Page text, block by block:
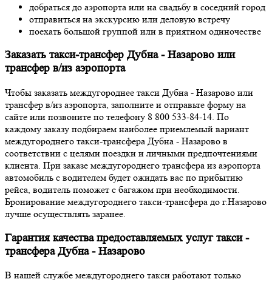
добраться до аэропорта или на свадьбу в соседний город
отправиться на экскурсию или деловую встречу
поехать большой группой или в приятном одиночестве
Заказать такси-трансфер Дубна - Назарово или
трансфер в/из аэропорта
Чтобы заказать междугороднее такси Дубна - Назарово или
трансфер в/из аэропорта, заполните и отправьте форму на
сайте или позвоните по телефону 8 800 533-84-14. По
каждому заказу подбираем наиболее приемлемый вариант
междугороднего такси-трансфера Дубна - Назарово в
соответствии с целями поездки и личными предпочтениями
клиента. При заказе междугороднего трансфера из аэропорта
автомобиль с водителем будет ожидать вас по прибытию
рейса, водитель поможет с багажом при необходимости.
Бронирование междугороднего такси-трансфера до г.Назарово
лучше осуществлять заранее.
Гарантия качества предоставляемых услуг такси -
трансфера Дубна - Назарово
В нашей службе междугороднего такси работают только